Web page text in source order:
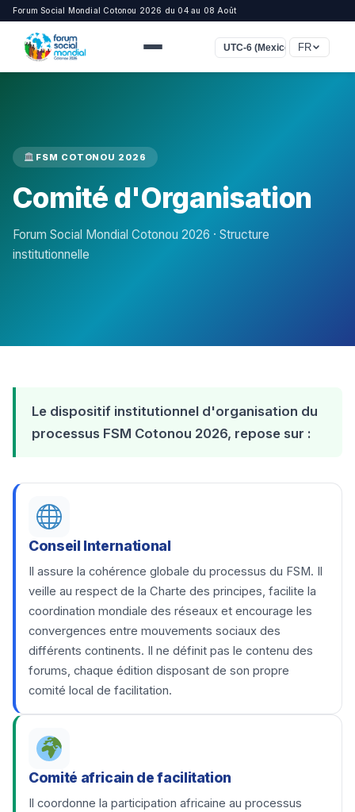
Forum Social Mondial Cotonou 2026 du 04 au 08 Août
UTC-6 (Mexico) FR
FSM COTONOU 2026
Comité d'Organisation
Forum Social Mondial Cotonou 2026 · Structure
institutionnelle
Le dispositif institutionnel d'organisation du
processus FSM Cotonou 2026, repose sur :
Conseil International
Il assure la cohérence globale du processus du FSM. Il
veille au respect de la Charte des principes, facilite la
coordination mondiale des réseaux et encourage les
convergences entre mouvements sociaux des
différents continents. Il ne définit pas le contenu des
forums, chaque édition disposant de son propre
comité local de facilitation.
Comité africain de facilitation
Il coordonne la participation africaine au processus